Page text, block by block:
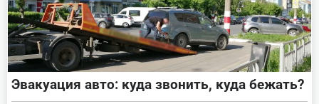
Эвакуация авто: куда звонить, куда бежать?